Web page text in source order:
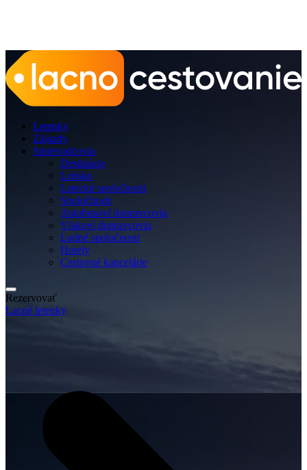
Letenky
Zájazdy
Sprievodcovia
Destinácie
Letisko
Letecké spoločnosti
Spoločnosti
Autobusoví dopravcovia
Vlakoví dopravcovia
Lodné spoločnosti
Hotely
Cestovné kancelárie
Rezervovať
Lacné letenky